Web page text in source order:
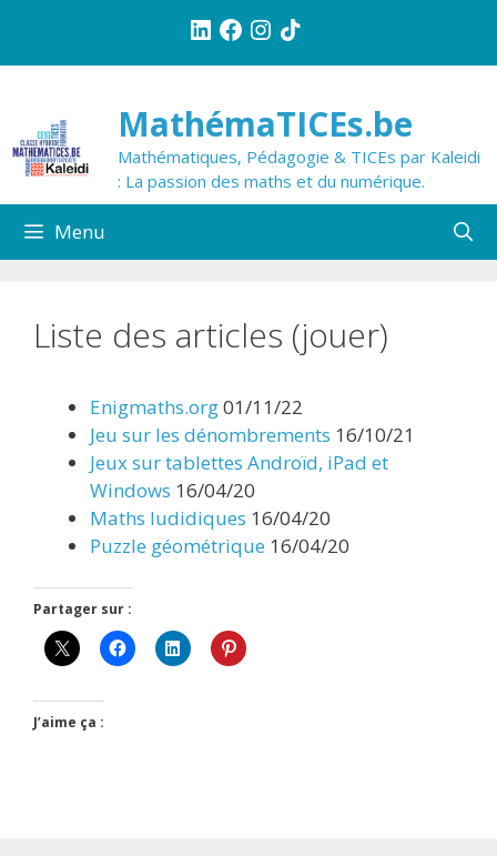
contenu
LinkedInFacebookInstagram
TikTok
MathémaTICEs.be
Mathématiques, Pédagogie & TICEs par Kaleidi
: La passion des maths et du numérique.
Menu
Liste des articles (jouer)
Enigmaths.org01/11/22
Jeu sur les dénombrements 16/10/21
Jeux sur tablettes Androïd, iPad et
Windows 16/04/20
Maths ludidiques 16/04/20
Puzzle géométrique 16/04/20
Partager sur :
J’aime ça :